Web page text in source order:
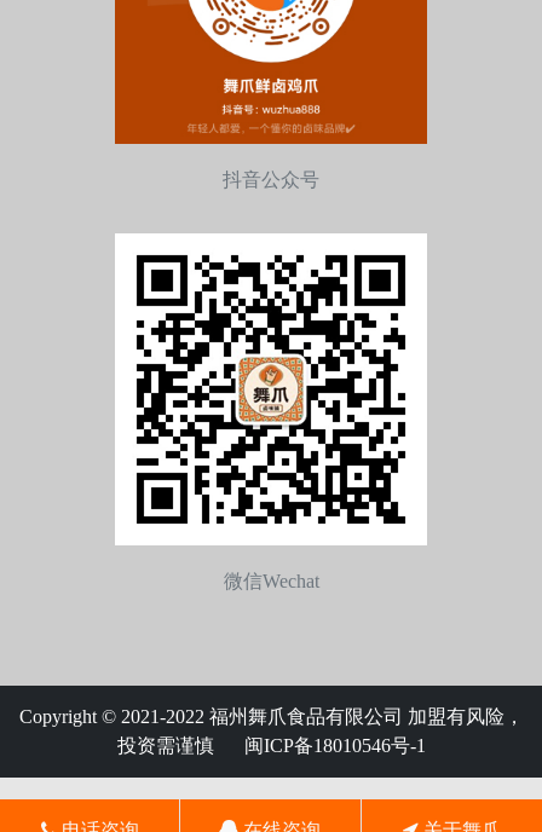
抖音公众号
微信Wechat
Copyright © 2021-2022 福州舞爪食品有限公司 加盟有风险，
投资需谨慎
闽ICP备18010546号-1